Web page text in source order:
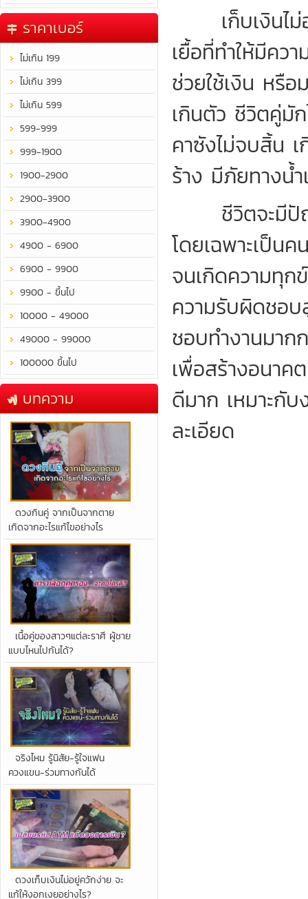
ราคาเบอร์
ไม่เกิน 199
ไม่เกิน 399
ไม่เกิน 599
599-999
999-1900
1900-2900
2900-3900
3900-4900
4900 - 6900
6900 - 9900
9900 - ขึ้นไป
10000 - 49000
49000 - 99000
100000 ขึ้นไป
บทความ
​ดวงกินคู่ จากเป็นจากตาย
เกิดจากอะไรแก้ไขอย่างไร
เนื้อคู่ของสาวๆแต่ละราศี ผู้ชาย
แบบไหนไปกันได้?
จริงไหม รู้นิสัย-รู้ใจแฟน
ควงแขน-ร่วมทางกันได้
ดวงเก็บเงินไม่อยู่ควักง่าย จะ
แก้ให้งอกเงยอย่างไร?
เก็บเงินไม่อ
เยื้อที่ทำให้มีคว
ช่วยใช้เงิน หรือ
เกินตัว ชีวิตคู่มั
คาซังไม่จบสิ้น
ร้าง มีภัยทางน้
ชีวิตจะมีปัญห
โดยเฉพาะเป็น
จนเกิดความทุ
ความรับผิดชอบ
ชอบทำงานมา
เพื่อสร้างอนาค
ดีมาก เหมาะกั
ละเอียด